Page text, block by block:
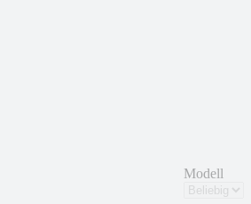
Modell